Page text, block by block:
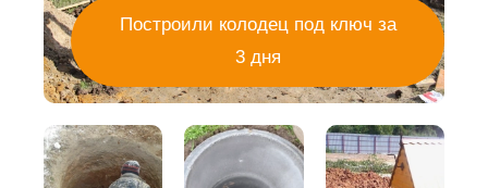
Построили колодец под ключ за
3 дня